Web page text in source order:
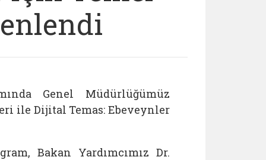
Genel Müdürlüğümüz
ile Dijital Temas: Ebeveynler
Bakan Yardımcımız Dr.